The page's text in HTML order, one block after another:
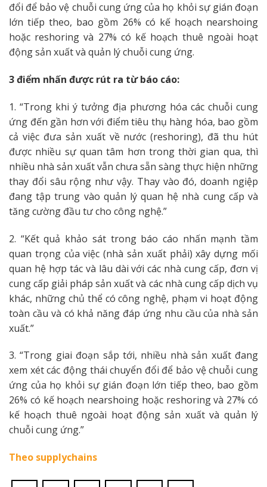
đổi để bảo vệ chuỗi cung ứng của họ khỏi sự gián đoạn
lớn tiếp theo, bao gồm 26% có kế hoạch nearshoing
hoặc reshoring và 27% có kế hoạch thuê ngoài hoạt
động sản xuất và quản lý chuỗi cung ứng.
3 điểm nhấn được rút ra từ báo cáo:
1. “Trong khi ý tưởng địa phương hóa các chuỗi cung
ứng đến gần hơn với điểm tiêu thụ hàng hóa, bao gồm
cả việc đưa sản xuất về nước (reshoring), đã thu hút
được nhiều sự quan tâm hơn trong thời gian qua, thì
nhiều nhà sản xuất vẫn chưa sẵn sàng thực hiện những
thay đổi sâu rộng như vậy. Thay vào đó, doanh ngiệp
đang tập trung vào quản lý quan hệ nhà cung cấp và
tăng cường đầu tư cho công nghệ.”
2. “Kết quả khảo sát trong báo cáo nhấn mạnh tầm
quan trọng của việc (nhà sản xuất phải) xây dựng mối
quan hệ hợp tác và lâu dài với các nhà cung cấp, đơn vị
cung cấp giải pháp sản xuất và các nhà cung cấp dịch vụ
khác, những chủ thể có công nghệ, phạm vi hoạt động
toàn cầu và có khả năng đáp ứng nhu cầu của nhà sản
xuất.”
3. “Trong giai đoạn sắp tới, nhiều nhà sản xuất đang
xem xét các động thái chuyển đổi để bảo vệ chuỗi cung
ứng của họ khỏi sự gián đoạn lớn tiếp theo, bao gồm
26% có kế hoạch nearshoing hoặc reshoring và 27% có
kế hoạch thuê ngoài hoạt động sản xuất và quản lý
chuỗi cung ứng.”
Theo supplychains